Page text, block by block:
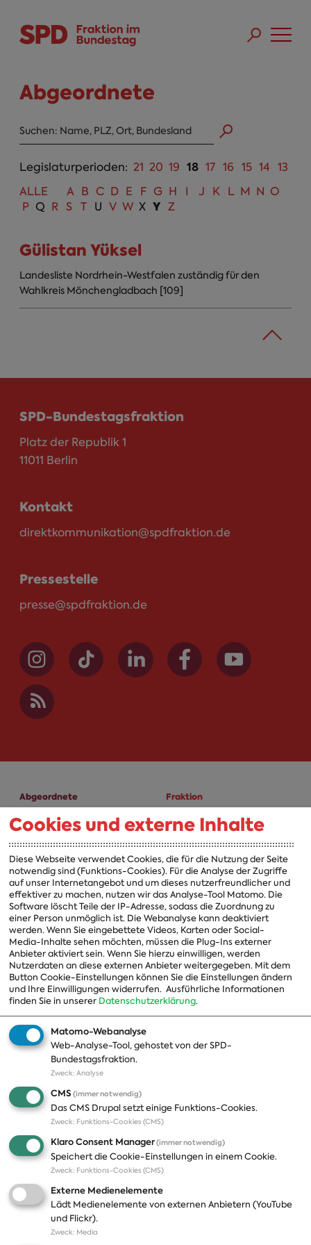
Abgeordnete
Abgeordneten Suche
Legislaturperioden: 21 20 19 18 17 16 15 14 13
ALLE
A B C D E F G H I J K L M N O
P Q R S T U V W X Y Z
Gülistan Yüksel
Landesliste Nordrhein-Westfalen zuständig für den
Wahlkreis Mönchengladbach [109]
SPD-Bundestagsfraktion
Platz der Republik 1
11011 Berlin
Kontakt
direktkommunikation@spdfraktion.de
Pressestelle
presse@spdfraktion.de
Abgeordnete
A-Z
Fraktion
Fraktion
Vorsitzender
Vorstand
Arbeitsgruppen
Ausschussvorsitzende
Beauftragte
Landesgruppen
Organisation
Themen
Positionen
Publikationen
Presse
Fotos
Pressekontakt
Termine
Jobs und Ausbildung
Häufige Fragen
Podcast
Cookies und externe Inhalte
Diese Webseite verwendet Cookies, die für die Nutzung der Seite
notwendig sind (Funktions-Cookies). Für die Analyse der Zugriffe
auf unser Internetangebot und um dieses nutzerfreundlicher und
effektiver zu machen, nutzen wir das Analyse-Tool Matomo. Die
Software löscht Teile der IP-Adresse, sodass die Zuordnung zu
einer Person unmöglich ist. Die Webanalyse kann deaktiviert
werden. Wenn Sie eingebettete Videos, Karten oder Social-
Media-Inhalte sehen möchten, müssen die Plug-Ins externer
Anbieter aktiviert sein. Wenn Sie hierzu einwilligen, werden
Nutzerdaten an diese externen Anbieter weitergegeben. Mit dem
Button Cookie-Einstellungen können Sie die Einstellungen ändern
und Ihre Einwilligungen widerrufen. Ausführliche Informationen
finden Sie in unserer Datenschutzerklärung.
Matomo-Webanalyse
Web-Analyse-Tool, gehostet von der SPD-
Bundestagsfraktion.
Zweck: Analyse
CMS (immer notwendig)
Das CMS Drupal setzt einige Funktions-Cookies.
Zweck: Funktions-Cookies (CMS)
Klaro Consent Manager(immer notwendig)
Speichert die Cookie-Einstellungen in einem Cookie.
Zweck: Funktions-Cookies (CMS)
Externe Medienelemente
Lädt Medienelemente von externen Anbietern (YouTube
und Flickr).
Zweck: Media